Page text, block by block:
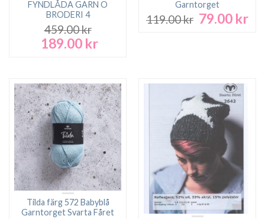
FYNDLÅDA GARN O
BRODERI 4
459.00kr
Det
459.00 kr.
189.00 krDet
189.00 kr.
Garntorget
119.00kr Det
79.00 kr
Tilda färg 572 Babyblå
Garntorget Svarta Fåret